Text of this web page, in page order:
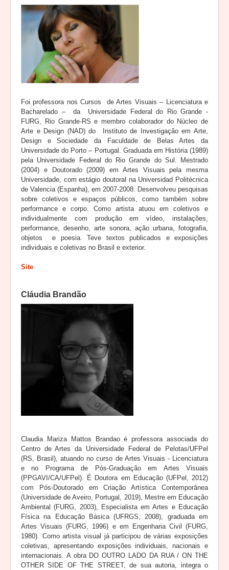
Foi professora nos Cursos de Artes Visuais – Licenciatura e
Bacharelado – da Universidade Federal do Rio Grande -
FURG, Rio Grande-RS e membro colaborador do Núcleo de
Arte e Design (NAD) do Instituto de Investigação em Arte,
Design e Sociedade da Faculdade de Belas Artes da
Universidade do Porto – Portugal. Graduada em História (1989)
pela Universidade Federal do Rio Grande do Sul. Mestrado
(2004) e Doutorado (2009) em Artes Visuais pela mesma
Universidade, com estágio doutoral na Universidad Politécnica
de Valencia (Espanha), em 2007-2008. Desenvolveu pesquisas
sobre coletivos e espaços públicos, como também sobre
performance e corpo. Como artista atuou em coletivos e
individualmente com produção em vídeo, instalações,
performance, desenho, arte sonora, ação urbana, fotografia,
objetos e poesia. Teve textos publicados e exposições
individuais e coletivas no Brasil e exterior.
Site
Cláudia Brandão
Claudia Mariza Mattos Brandao é professora associada do
Centro de Artes da Universidade Federal de Pelotas/UFPel
(RS, Brasil), atuando no curso de Artes Visuais - Licenciatura
e no Programa de Pós-Graduação em Artes Visuais
(PPGAVI/CA/UFPel). É Doutora em Educação (UFPel, 2012)
com Pós-Doutorado em Criação Artística Contemporânea
(Universidade de Aveiro, Portugal, 2019), Mestre em Educação
Ambiental (FURG, 2003), Especialista em Artes e Educação
Física na Educação Básica (UFRGS, 2008), graduada em
Artes Visuais (FURG, 1996) e em Engenharia Civil (FURG,
1980). Como artista visual já participou de várias exposições
coletivas, apresentando exposições individuais, nacionais e
internacionais. A obra DO OUTRO LADO DA RUA / ON THE
OTHER SIDE OF THE STREET, de sua autoria, integra o